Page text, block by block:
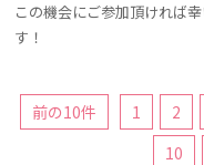
この機会にご参加頂ければ
す！
前の10件 1 2
10